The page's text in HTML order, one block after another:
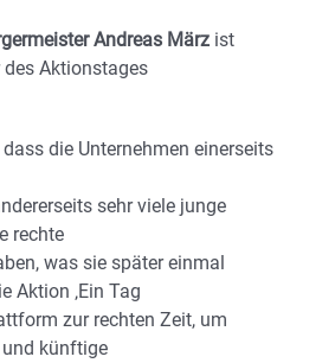
Andreas März ist
Aktionstages
die Unternehmen einerseits
sehr viele junge
rechte
was sie später einmal
Aktion ‚Ein Tag
zur rechten Zeit, um
künftige